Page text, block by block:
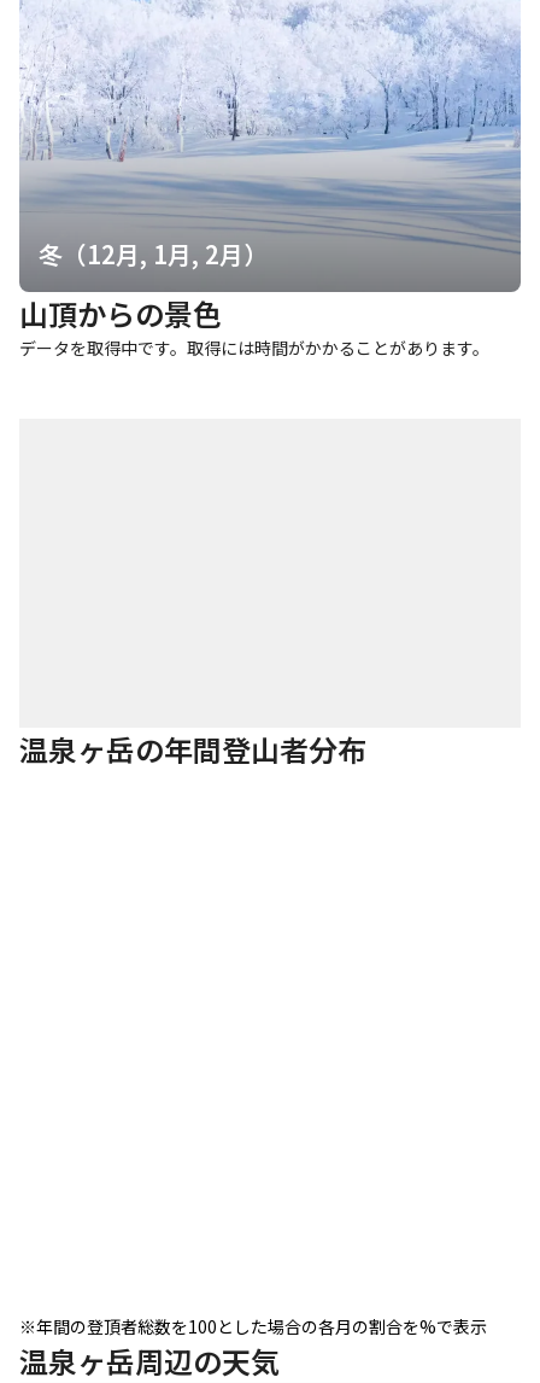
冬（12月, 1月, 2月）
山頂からの景色
データを取得中です。取得には時間がかかることがあります。
温泉ヶ岳の年間登山者分布
※年間の登頂者総数を100とした場合の各月の割合を%で表示
温泉ヶ岳周辺の天気